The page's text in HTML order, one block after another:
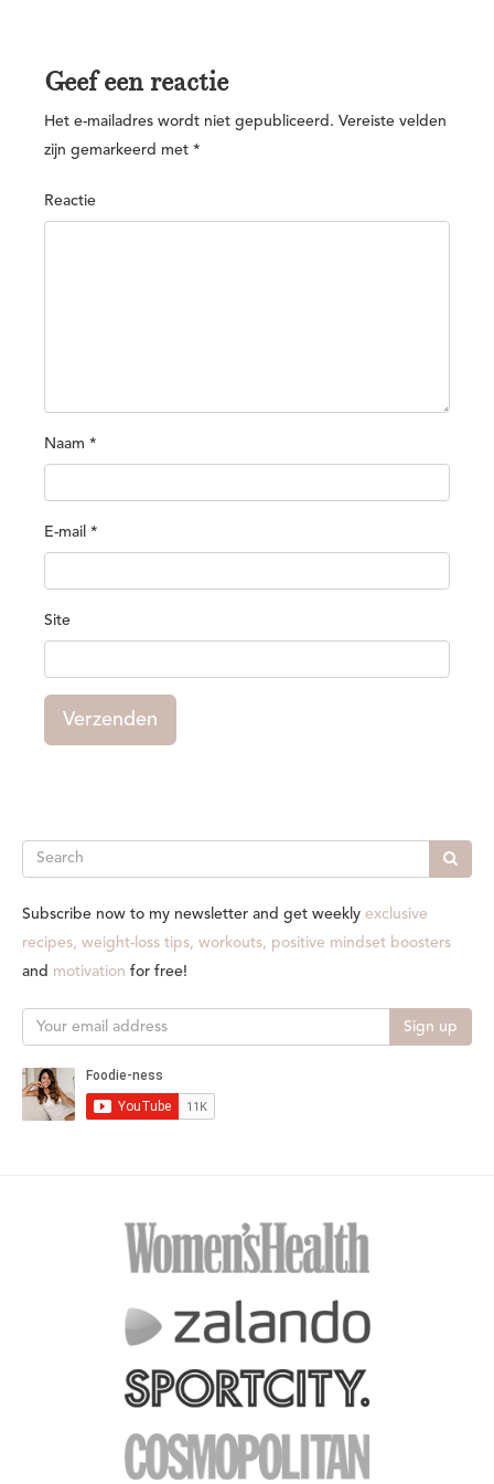
Geef een reactie
Het e-mailadres wordt niet gepubliceerd. Vereiste velden
zijn gemarkeerd met *
Reactie
Naam *
E-mail *
Site
Verzenden
Search
Subscribe now to my newsletter and get weekly exclusive
recipes, weight-loss tips, workouts, positive mindset boosters
and motivation for free!